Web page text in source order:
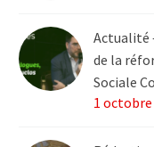
Actualité
de la
Sociale
1 octobre